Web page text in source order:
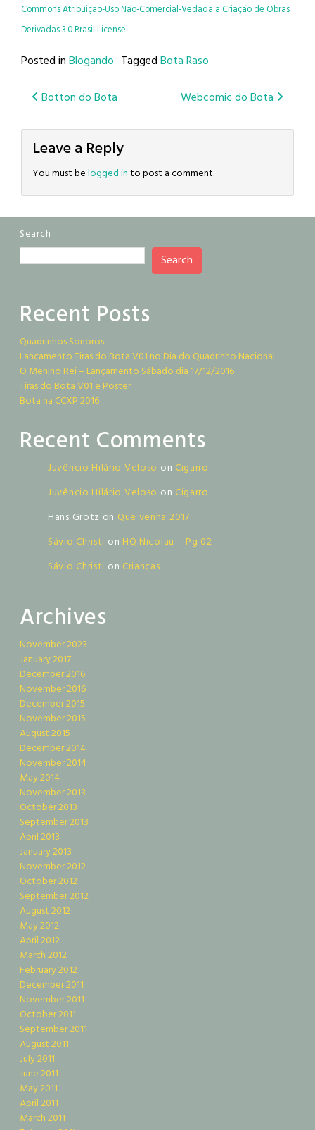
Commons Atribuição-Uso Não-Comercial-Vedada a Criação de Obras
Derivadas 3.0 Brasil License.
Posted inBlogando TaggedBota Raso
Post
navigation
Botton do Bota Webcomic do Bota
Leave a Reply
You must belogged into post a comment.
Search
Search
Recent Posts
Quadrinhos Sonoros
Lançamento Tiras do Bota V01 no Dia do Quadrinho Nacional
O Menino Rei – Lançamento Sábado dia 17/12/2016
Tiras do Bota V01 e Poster
Bota na CCXP 2016
Recent Comments
Juvêncio Hilário Veloso on Cigarro
Juvêncio Hilário Veloso on Cigarro
Hans Grotz on Que venha 2017
Sávio Christi on HQ Nicolau – Pg 02
Sávio Christi on Crianças
Archives
November 2023
January 2017
December 2016
November 2016
December 2015
November 2015
August 2015
December 2014
November 2014
May 2014
November 2013
October 2013
September 2013
April 2013
January 2013
November 2012
October 2012
September 2012
August 2012
May 2012
April 2012
March 2012
February 2012
December 2011
November 2011
October 2011
September 2011
August 2011
July 2011
June 2011
May 2011
April 2011
March 2011